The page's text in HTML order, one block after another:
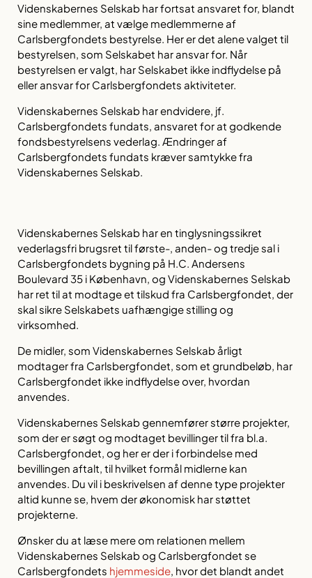
Videnskabernes Selskab har fortsat ansvaret for, blandt
sine medlemmer, at vælge medlemmerne af
Carlsbergfondets bestyrelse. Her er det alene valget til
bestyrelsen, som Selskabet har ansvar for. Når
bestyrelsen er valgt, har Selskabet ikke indflydelse på
eller ansvar for Carlsbergfondets aktiviteter.
Videnskabernes Selskab har endvidere, jf.
Carlsbergfondets fundats, ansvaret for at godkende
fondsbestyrelsens vederlag. Ændringer af
Carlsbergfondets fundats kræver samtykke fra
Videnskabernes Selskab.
Videnskabernes Selskab har en tinglysningssikret
vederlagsfri brugsret til første-, anden- og tredje sal i
Carlsbergfondets bygning på H.C. Andersens
Boulevard 35 i København, og Videnskabernes Selskab
har ret til at modtage et tilskud fra Carlsbergfondet, der
skal sikre Selskabets uafhængige stilling og
virksomhed.
De midler, som Videnskabernes Selskab årligt
modtager fra Carlsbergfondet, som et grundbeløb, har
Carlsbergfondet ikke indflydelse over, hvordan
anvendes.
Videnskabernes Selskab gennemfører større projekter,
som der er søgt og modtaget bevillinger til fra bl.a.
Carlsbergfondet, og her er der i forbindelse med
bevillingen aftalt, til hvilket formål midlerne kan
anvendes. Du vil i beskrivelsen af denne type projekter
altid kunne se, hvem der økonomisk har støttet
projekterne.
Ønsker du at læse mere om relationen mellem
Videnskabernes Selskab og Carlsbergfondet se
Carlsbergfondets hjemmeside , hvor det blandt andet